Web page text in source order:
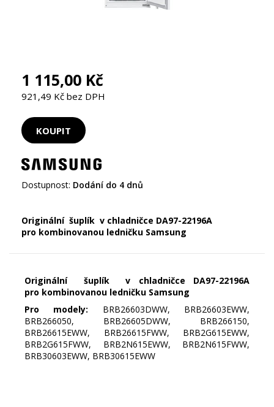
1 115,00 Kč
921,49 Kč bez DPH
Dostupnost: Dodání do 4 dnů
Originální šuplík v chladničce DA97-22196A
pro kombinovanou ledničku Samsung
Originální šuplík v chladničce DA97-22196A
pro kombinovanou ledničku Samsung
Pro modely: BRB26603DWW, BRB26603EWW,
BRB266050, BRB26605DWW, BRB266150,
BRB26615EWW, BRB26615FWW, BRB2G615EWW,
BRB2G615FWW, BRB2N615EWW, BRB2N615FWW,
BRB30603EWW, BRB30615EWW